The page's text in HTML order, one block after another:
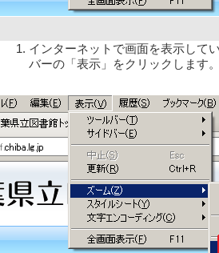
インターネットで画面を表示して
バーの「表示」をクリックします。